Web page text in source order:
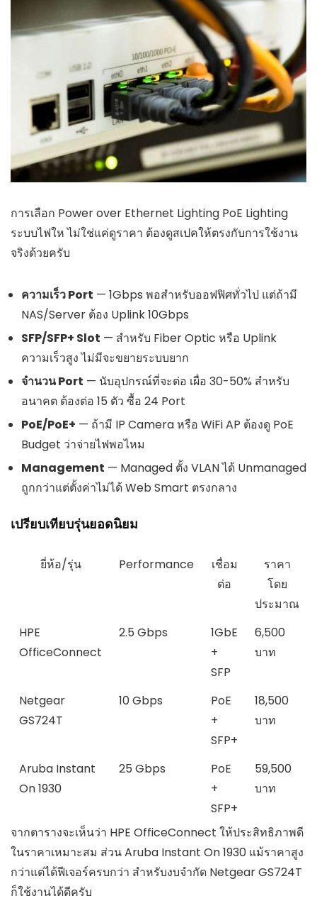
การเลือก Power over Ethernet Lighting PoE Lighting
ระบบไฟให ไม่ใช่แค่ดูราคา ต้องดูสเปคให้ตรงกับการใช้งาน
จริงด้วยครับ
ความเร็ว Port — 1Gbps พอสำหรับออฟฟิศทั่วไป แต่ถ้ามี
NAS/Server ต้อง Uplink 10Gbps
SFP/SFP+ Slot — สำหรับ Fiber Optic หรือ Uplink
ความเร็วสูง ไม่มีจะขยายระบบยาก
จำนวน Port — นับอุปกรณ์ที่จะต่อ เผื่อ 30-50% สำหรับ
อนาคต ต้องต่อ 15 ตัว ซื้อ 24 Port
PoE/PoE+ — ถ้ามี IP Camera หรือ WiFi AP ต้องดู PoE
Budget ว่าจ่ายไฟพอไหม
Management — Managed ตั้ง VLAN ได้ Unmanaged
ถูกกว่าแต่ตั้งค่าไม่ได้ Web Smart ตรงกลาง
เปรียบเทียบรุ่นยอดนิยม
ยี่ห้อ/รุ่น Performance
เชื่อม
ต่อ
ราคา
โดย
ประมาณ
HPE
OfficeConnect
2.5 Gbps
1GbE
+
SFP
6,500
บาท
Netgear
GS724T
10 Gbps
PoE
+
SFP+
18,500
บาท
Aruba Instant
On 1930
25 Gbps
PoE
+
SFP+
59,500
บาท
จากตารางจะเห็นว่า HPE OfficeConnect ให้ประสิทธิภาพดี
ในราคาเหมาะสม ส่วน Aruba Instant On 1930 แม้ราคาสูง
กว่าแต่ได้ฟีเจอร์ครบกว่า สำหรับงบจำกัด Netgear GS724T
ก็ใช้งานได้ดีครับ